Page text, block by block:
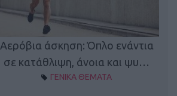
Αερόβια άσκηση: Όπλο ενάντια
σε κατάθλιψη, άνοια και ψυ…
ΓΕΝΙΚΑ ΘΕΜΑΤΑ